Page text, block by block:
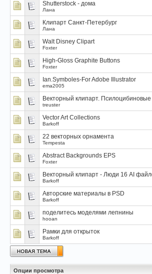
Shutterstock - дома
Лана
Клипарт Санкт-Петербург
Лана
Walt Disney Clipart
Foxter
High-Gloss Graphite Buttons
Foxter
Ian.Symboles-For Adobe Illustrator
ema2005
Вeкторный клипарт. Псилоцибиновые
treuster
Vector Art Collections
Barkoff
22 векторных орнамента
Tempesta
Abstract Backgrounds EPS
Foxter
Векторный клипарт - Люди 16 AI
Barkoff
Авторские материалы в PSD
Barkoff
поделитесь моделями лепнины
hooan
Рамки для открыток
Barkoff
Опции просмотра